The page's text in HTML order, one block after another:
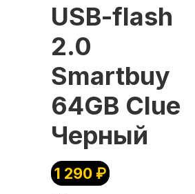
USB-flash
2.0
Smartbuy
64GB Clue
Черный
1 290₽